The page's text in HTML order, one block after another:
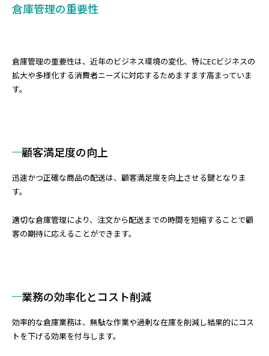
倉庫管理の重要性
倉庫管理の重要性は、近年のビジネス環境の変化、特にECビジネスの
拡大や多様化する消費者ニーズに対応するためますます高まっていま
す。
顧客満足度の向上
迅速かつ正確な商品の配送は、顧客満足度を向上させる鍵となりま
す。
適切な倉庫管理により、注文から配送までの時間を短縮することで顧
客の期待に応えることができます。
業務の効率化とコスト削減
効率的な倉庫業務は、無駄な作業や過剰な在庫を削減し結果的にコス
トを下げる効果を付与します。